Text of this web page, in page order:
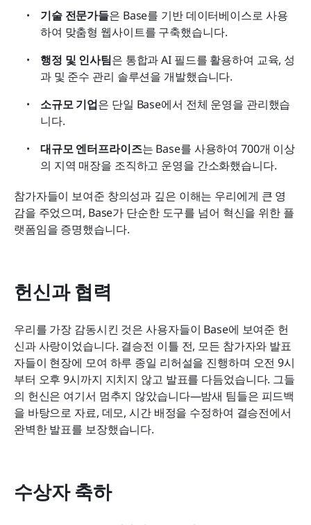
기술 전문가들은 Base를 기반 데이터베이스로 사용
하여 맞춤형 웹사이트를 구축했습니다.
행정 및 인사팀은 통합과 AI 필드를 활용하여 교육, 성
과 및 준수 관리 솔루션을 개발했습니다.
소규모 기업은 단일 Base에서 전체 운영을 관리했습
니다.
대규모 엔터프라이즈는 Base를 사용하여 700개 이상
의 지역 매장을 조직하고 운영을 간소화했습니다.
참가자들이 보여준 창의성과 깊은 이해는 우리에게 큰 영
감을 주었으며, Base가 단순한 도구를 넘어 혁신을 위한 플
랫폼임을 증명했습니다.
헌신과 협력
우리를 가장 감동시킨 것은 사용자들이 Base에 보여준 헌
신과 사랑이었습니다. 결승전 이틀 전, 모든 참가자와 발표
자들이 현장에 모여 하루 종일 리허설을 진행하며 오전 9시
부터 오후 9시까지 지치지 않고 발표를 다듬었습니다. 그들
의 헌신은 여기서 멈추지 않았습니다—밤새 팀들은 피드백
을 바탕으로 자료, 데모, 시간 배정을 수정하여 결승전에서
완벽한 발표를 보장했습니다.
수상자 축하